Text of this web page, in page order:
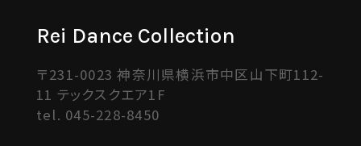
Rei Dance Collection
〒231-0023 神奈川県横浜市中区山下町112-
11 テックスクエア1F
tel. 045-228-8450